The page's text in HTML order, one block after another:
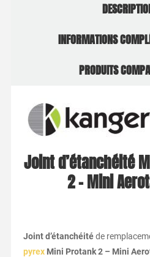
INFORMATIONS
PRODUITS
Joint d’étanchéité
2 – Mini
Joint d’étanchéitéde
pyrexMini Protank 2 – Mini